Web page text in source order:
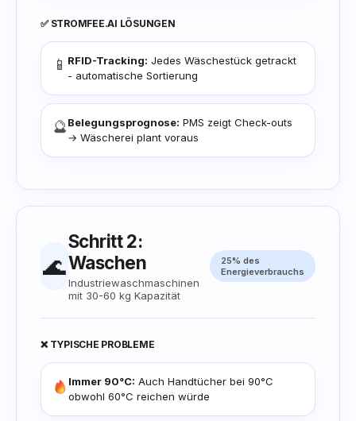
✅ STROMFEE.AI LÖSUNGEN
📱 RFID-Tracking: Jedes Wäschestück getrackt
- automatische Sortierung
🔮Belegungsprognose: PMS zeigt Check-outs
→ Wäscherei plant voraus
🌊
Schritt 2:
Waschen
Industriewaschmaschinen
mit 30-60 kg Kapazität
25% des
Energieverbrauchs
❌ TYPISCHE PROBLEME
Immer 90°C: Auch Handtücher bei 90°C
obwohl 60°C reichen würde